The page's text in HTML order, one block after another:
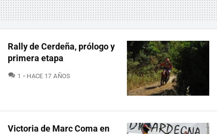
Rally de Cerdeña, prólogo y
primera etapa
1 COMENTARIOS
HACE 17 AÑOS
Victoria de Marc Coma en